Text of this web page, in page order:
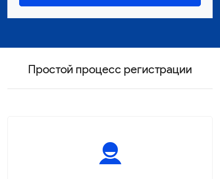
Простой процесс регистрации